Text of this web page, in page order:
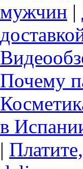
мужчин |
Почему
в
|